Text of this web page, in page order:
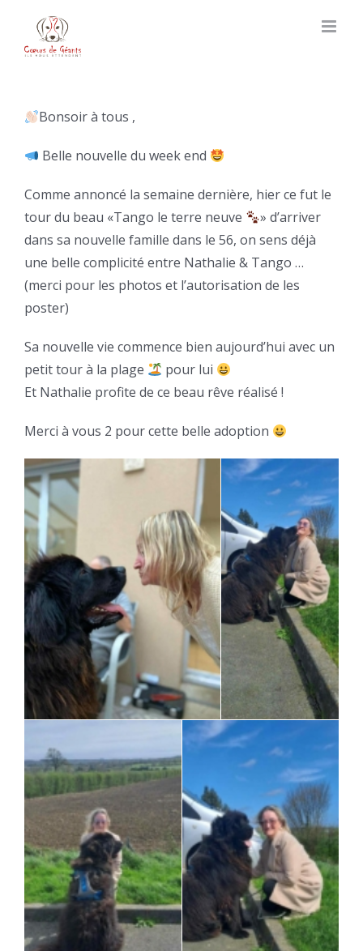
content
Bonsoir à tous ,
Belle nouvelle du week end
Comme annoncé la semaine dernière, hier ce fut le
tour du beau «Tango le terre neuve
» d’arriver
dans sa nouvelle famille dans le 56, on sens déjà
une belle complicité entre Nathalie & Tango …
(merci pour les photos et l’autorisation de les
poster)
Sa nouvelle vie commence bien aujourd’hui avec un
petit tour à la plage
pour lui
Et Nathalie profite de ce beau rêve réalisé !
Merci à vous 2 pour cette belle adoption